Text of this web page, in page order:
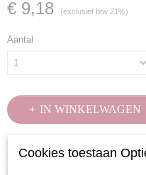
€ 9,18 (exclusief btw 21%)
Aantal
IN WINKELWAGEN
Specificaties
Cookies toestaan